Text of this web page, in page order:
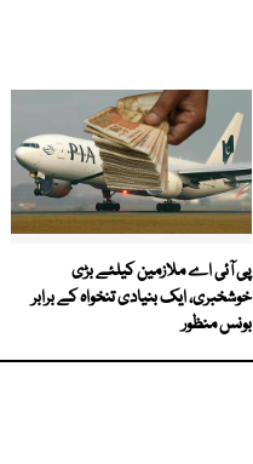
پی آئی اے ملازمین کیلئے بڑی
خوشخبری، ایک بنیادی تنخواہ کے برابر
بونس منظور